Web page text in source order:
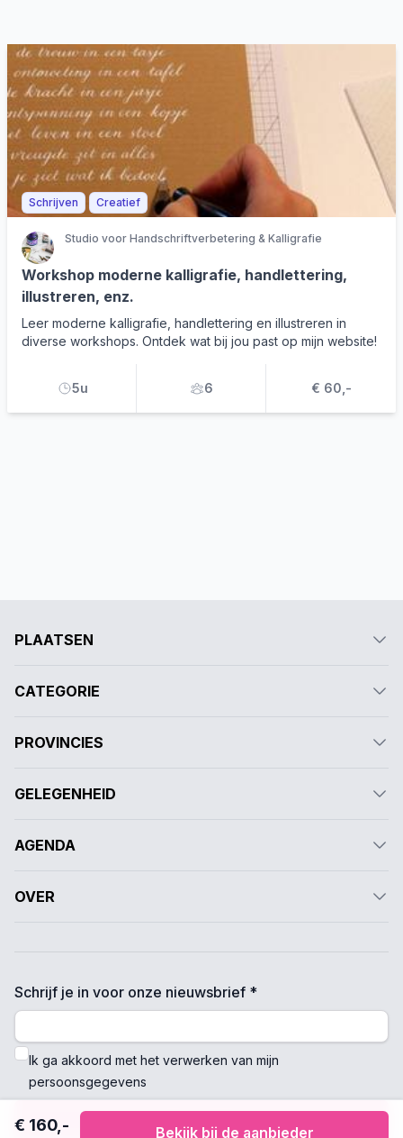
Schrijven Creatief
Studio voor Handschriftverbetering & Kalligrafie
Workshop moderne kalligrafie, handlettering,
illustreren, enz.
Leer moderne kalligrafie, handlettering en illustreren in
diverse workshops. Ontdek wat bij jou past op mijn website!
5u 6 € 60,-
€ 160,- Bekijk bij de aanbieder
PLAATSEN
CATEGORIE
PROVINCIES
GELEGENHEID
AGENDA
OVER
Schrijf je in voor onze nieuwsbrief *
Ik ga akkoord met het verwerken van mijn
persoonsgegevens
Verzenden